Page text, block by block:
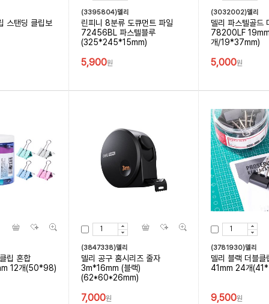
스탠딩 클립보
(3395804)델리
린피니 8분류 도큐먼트 파일
72456BL 파스텔블루
(325*245*15mm)
5,900원
(3032002)델리
델리 파스텔골드
78200LF
개/19*37mm)
5,000원
립 혼합
12개(50*98)
(3847338)델리
델리 공구 홈시리즈 줄자
3m*16mm (블랙)
(62*60*26mm)
7,000원
(3781930)델리
델리 블랙 더블
41mm 24개
9,500원